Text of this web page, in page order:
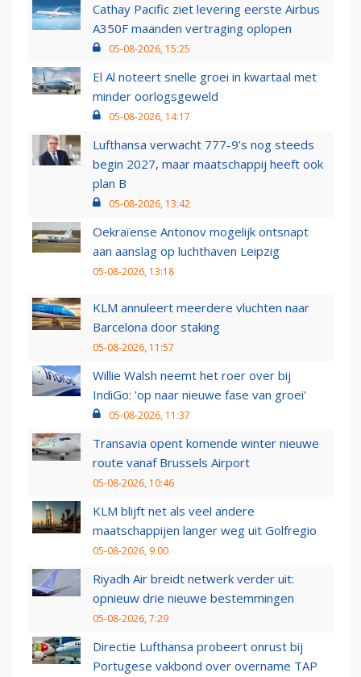
Cathay Pacific ziet levering eerste Airbus
A350F maanden vertraging oplopen
05-08-2026, 15:25
El Al noteert snelle groei in kwartaal met
minder oorlogsgeweld
05-08-2026, 14:17
Lufthansa verwacht 777-9’s nog steeds
begin 2027, maar maatschappij heeft ook
plan B
05-08-2026, 13:42
Oekraïense Antonov mogelijk ontsnapt
aan aanslag op luchthaven Leipzig
05-08-2026, 13:18
KLM annuleert meerdere vluchten naar
Barcelona door staking
05-08-2026, 11:57
Willie Walsh neemt het roer over bij
IndiGo: 'op naar nieuwe fase van groei'
05-08-2026, 11:37
Transavia opent komende winter nieuwe
route vanaf Brussels Airport
05-08-2026, 10:46
KLM blijft net als veel andere
maatschappijen langer weg uit Golfregio
05-08-2026, 9:00
Riyadh Air breidt netwerk verder uit:
opnieuw drie nieuwe bestemmingen
05-08-2026, 7:29
Directie Lufthansa probeert onrust bij
Portugese vakbond over overname TAP